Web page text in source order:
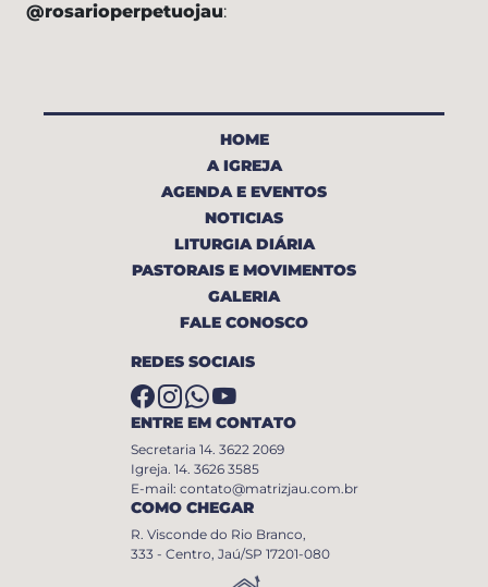
@rosarioperpetuojau:
HOME
A IGREJA
AGENDA E EVENTOS
NOTICIAS
LITURGIA DIÁRIA
PASTORAIS E MOVIMENTOS
GALERIA
FALE CONOSCO
REDES SOCIAIS
ENTRE EM CONTATO
Secretaria 14. 3622 2069
Igreja. 14. 3626 3585
E-mail: contato@matrizjau.com.br
COMO CHEGAR
R. Visconde do Rio Branco,
333 - Centro, Jaú/SP 17201-080